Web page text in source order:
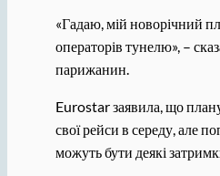
«Гадаю, мій новорічний
операторів тунелю», –
парижанин.
Eurostar заявила, що
свої рейси в середу, але
можуть бути деякі